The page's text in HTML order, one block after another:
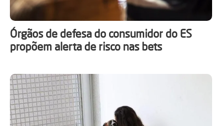
Órgãos de defesa do consumidor do ES
propõem alerta de risco nas bets